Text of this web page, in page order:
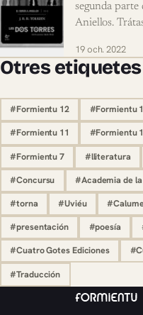
segunda parte
Aniellos.
19 och. 2022
Otres etiquetes
#Formientu 12 #Formientu
#Formientu 11 #Formientu
#Formientu 7 #lliteratura
#Concursu #Academia de
#torna #Uviéu
#presentación #poesía
#Cuatro Gotes Ediciones
#Traducción